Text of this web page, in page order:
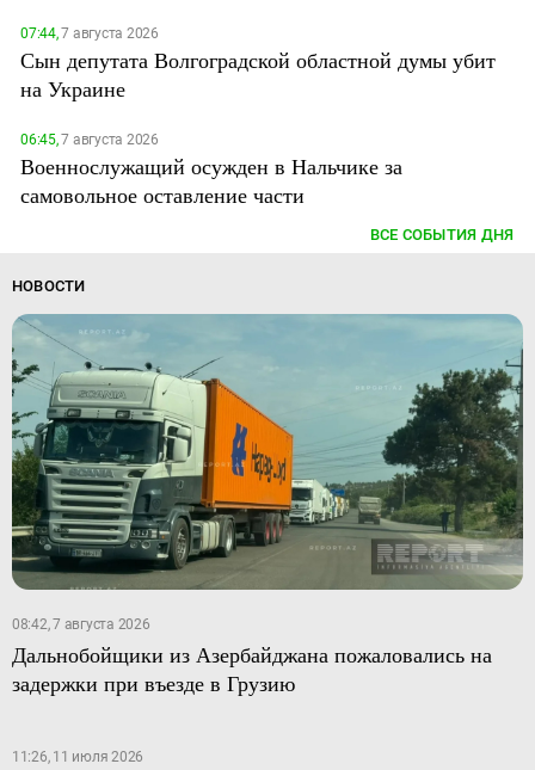
07:44,7 августа 2026
Сын депутата Волгоградской областной думы убит
на Украине
06:45,7 августа 2026
Военнослужащий осужден в Нальчике за
самовольное оставление части
ВСЕ СОБЫТИЯ ДНЯ
НОВОСТИ
08:42, 7 августа 2026
Дальнобойщики из Азербайджана пожаловались на
задержки при въезде в Грузию
11:26, 11 июля 2026